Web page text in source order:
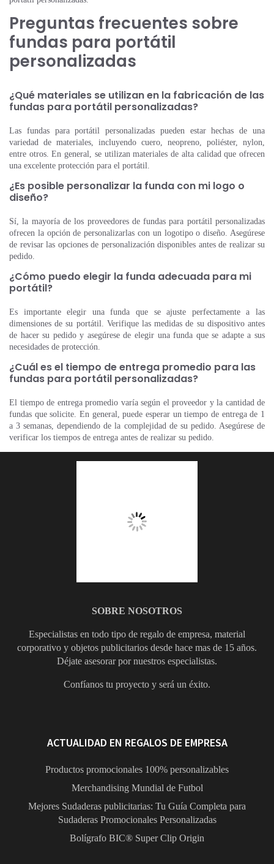
Preguntas frecuentes sobre
fundas para portátil
personalizadas
¿Qué materiales se utilizan en la fabricación de las
fundas para portátil personalizadas?
Las fundas para portátil personalizadas pueden estar hechas de una
variedad de materiales, incluyendo cuero, neopreno, poliéster, nylon,
entre otros. En general, se utilizan materiales de alta calidad que ofrecen
una excelente protección para el portátil.
¿Es posible personalizar la funda con mi logo o
diseño?
Sí, la mayoría de los proveedores de fundas para portátil personalizadas
ofrecen la opción de personalizarlas con un logotipo o diseño. Asegúrese
de revisar las opciones de personalización disponibles antes de realizar su
pedido.
¿Cómo puedo elegir la funda adecuada para mi
portátil?
Es importante elegir una funda que se ajuste perfectamente a las
dimensiones de su portátil. Verifique las medidas de su dispositivo antes
de hacer su pedido y asegúrese de elegir una funda que se adapte a sus
necesidades de protección.
¿Cuál es el tiempo de entrega promedio para las
fundas para portátil personalizadas?
El tiempo de entrega promedio varía según el proveedor y la cantidad de
fundas que solicite. En general, puede esperar un tiempo de entrega de 1
a 3 semanas, dependiendo de la complejidad de su pedido. Asegúrese de
verificar los tiempos de entrega antes de realizar su pedido.
SOBRE NOSOTROS
Especialistas en todo tipo de regalo de empresa, material
corporativo y objetos publicitarios desde hace mas de 15 años.
Déjate asesorar por nuestros especialistas.
Confíanos tu proyecto y será un éxito.
ACTUALIDAD EN REGALOS DE EMPRESA
Productos promocionales 100% personalizables
Merchandising Mundial de Futbol
Mejores Sudaderas publicitarias: Tu Guía Completa para
Sudaderas Promocionales Personalizadas
Bolígrafo BIC® Super Clip Origin